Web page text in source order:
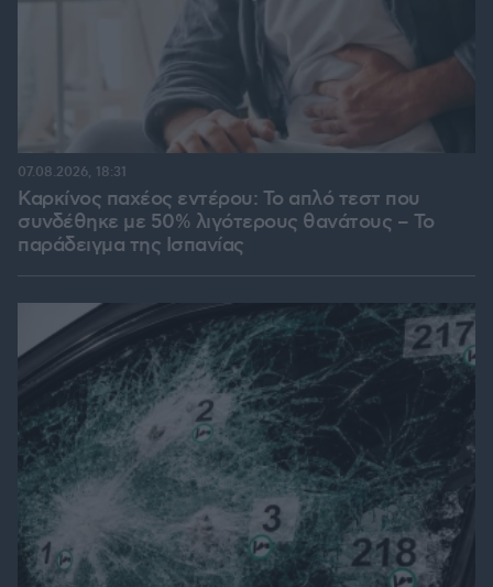
Καρκίνος παχέος εντέρου: Το απλό τεστ που
συνδέθηκε με 50% λιγότερους θανάτους – Το
παράδειγμα της Ισπανίας
07.08.2026, 18:31